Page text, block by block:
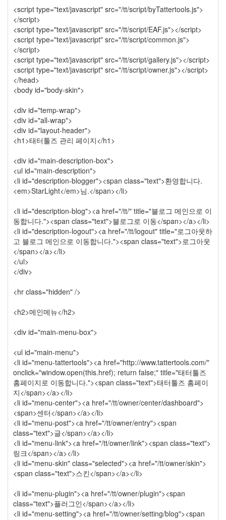
<script type="text/javascript" src="/tt/script/byTattertools.js">
</script>
<script type="text/javascript" src="/tt/script/EAF.js"></script>
<script type="text/javascript" src="/tt/script/common.js">
</script>
<script type="text/javascript" src="/tt/script/gallery.js"></script>
<script type="text/javascript" src="/tt/script/owner.js"></script>
</head>
<body id="body-skin">
<div id="temp-wrap">
<div id="all-wrap">
<div id="layout-header">
<h1>태터툴즈 관리 페이지</h1>
<div id="main-description-box">
<ul id="main-description">
<li id="description-blogger"><span class="text">환영합니다.
<em>StarLight</em>님.</span></li>
<li id="description-blog"><a href="/tt/" title="블로그 메인으로 이
동합니다."><span class="text">블로그로 이동</span></a></li>
<li id="description-logout"><a href="/tt/logout" title="로그아웃하
고 블로그 메인으로 이동합니다."><span class="text">로그아웃
</span></a></li>
</ul>
</div>
<hr class="hidden" />
<h2>메인메뉴</h2>
<div id="main-menu-box">
<ul id="main-menu">
<li id="menu-tattertools"><a href="http://www.tattertools.com/"
onclick="window.open(this.href); return false;" title="태터툴즈
홈페이지로 이동합니다."><span class="text">태터툴즈 홈페이
지</span></a></li>
<li id="menu-center"><a href="/tt/owner/center/dashboard">
<span>센터</span></a></li>
<li id="menu-post"><a href="/tt/owner/entry"><span
class="text">글</span></a></li>
<li id="menu-link"><a href="/tt/owner/link"><span class="text">
링크</span></a></li>
<li id="menu-skin" class="selected"><a href="/tt/owner/skin">
<span class="text">스킨</span></a></li>
<li id="menu-plugin"><a href="/tt/owner/plugin"><span
class="text">플러그인</span></a></li>
<li id="menu-setting"><a href="/tt/owner/setting/blog"><span
이
터
뱅
크
37
Design
0
Tatter
Skin
10
Web
10
Apple
1
Tatter
Tip
10
Life/Food
3
etc
2
web
clips
1
포
토
앨
215
여
행
14
풍
경
13
우
리
네
습
관
4
쫄
랑
이
똥
글
이
15
차
차